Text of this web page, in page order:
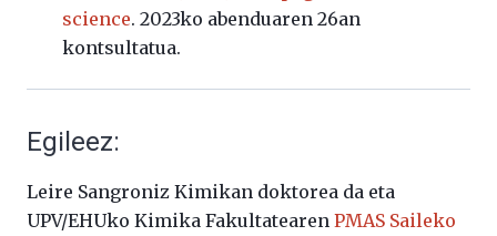
science. 2023ko abenduaren 26an
kontsultatua.
Egileez:
Leire Sangroniz Kimikan doktorea da eta
UPV/EHUko Kimika Fakultatearen PMAS Saileko